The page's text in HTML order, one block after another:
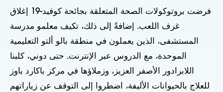
فرضت بروتوكولات الصحة المتعلقة بجائحة كوفيد-19 إغلاق
غرف اللعب. إضافةً إلى ذلك، تكيف معلمو مدرسة
المستشفى، الذين يعملون في منطقة بالو ألتو التعليمية
الموحدة، مع الدروس عبر الإنترنت. حتى دوني، كلبنا
اللابرادور الأصفر العزيز، وزملاؤها في مركز باكارد باوز
للعلاج بالحيوانات الأليفة، اضطروا إلى التوقف عن زياراتهم